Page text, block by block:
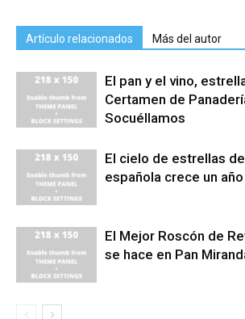
Artículo relacionados Más del autor
El pan y el vino,
Certamen de
Socuéllamos
El cielo de estrellas
española crece un
El Mejor Roscón de
se hace en Pan